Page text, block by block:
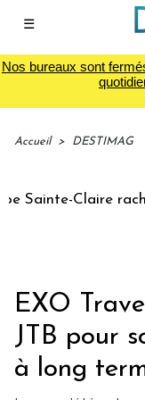
☰
Nos bureaux sont
Accueil > DESTIMAG
Sainte-Claire
EXO
JTB pour
à long